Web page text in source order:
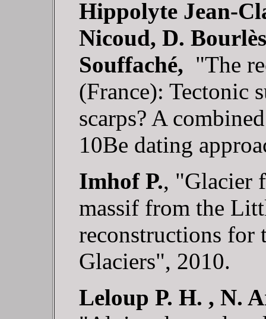
Hippolyte Jean-
Nicoud, D.
Souffaché, "The
(France): Tectonic
scarps? A
10Be dating
Imhof P., "Glacier
massif from the
reconstructions for
Glaciers", 2010.
Leloup P. H. , N.